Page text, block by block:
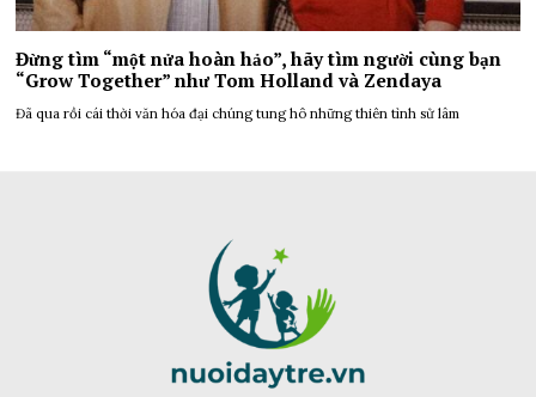
Đừng tìm “một nửa hoàn hảo”, hãy tìm người cùng bạn
“Grow Together” như Tom Holland và Zendaya
Đã qua rồi cái thời văn hóa đại chúng tung hô những thiên tình sử lâm